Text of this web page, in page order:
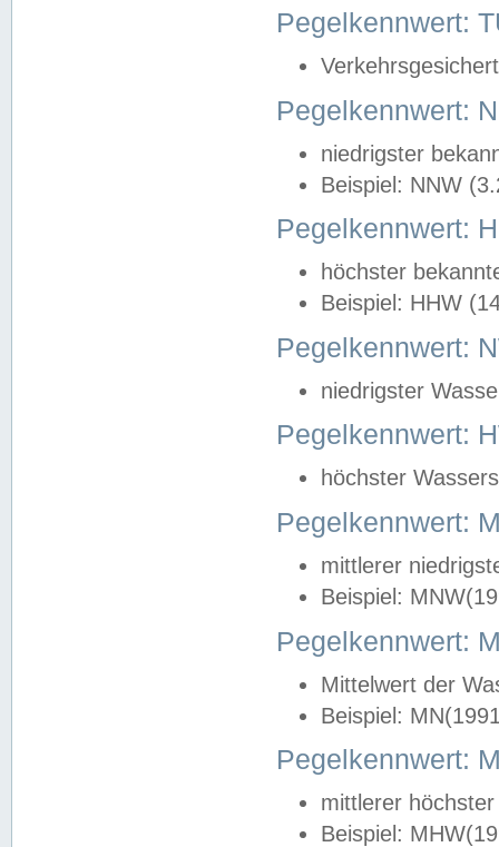
Pegelkennwert:
Pegelkennwert:
niedrigster
Beispiel: NNW
Pegelkennwert:
höchster
Beispiel: HHW
Pegelkennwert:
niedrigster
Pegelkennwert:
höchster
Pegelkennwert:
mittlerer
Beispiel:
Pegelkennwert:
Mittelwert der
Beispiel:
Pegelkennwert:
mittlerer
Beispiel: